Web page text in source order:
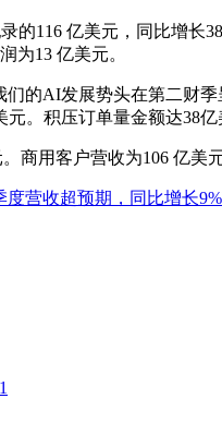
的116 亿美元，同比增
为13 亿美元。
的AI发展势头在第二财
。积压订单量金额达38
商用客户营收为106 亿美
度营收超预期，同比增长9%